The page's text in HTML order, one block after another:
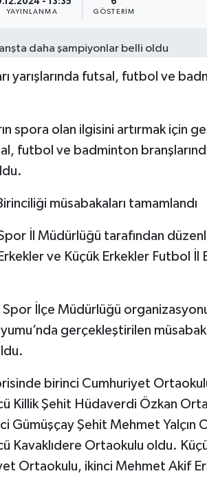
- 13:35
YAYINLANMA
6
GÖSTERIM
yarışlarında futsal, futbol ve
spora olan ilgisini artırmak için
futbol ve badminton
müsabakaları tamamlandı
İl Müdürlüğü tarafından
Erkekler ve Küçük Erkekler Futbol
Spor İlçe Müdürlüğü
gerçekleştirilen
birinci Cumhuriyet
Killik Şehit Hüdaverdi Özkan
Gümüşçay Şehit Mehmet Yalçın
Kavaklıdere Ortaokulu oldu.
Ortaokulu, ikinci Mehmet Akif